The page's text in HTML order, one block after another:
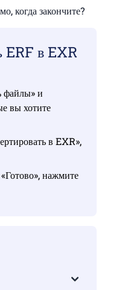
когда закончите?
ERF в EXR
файлы» и
вы хотите
в EXR»,
нажмите